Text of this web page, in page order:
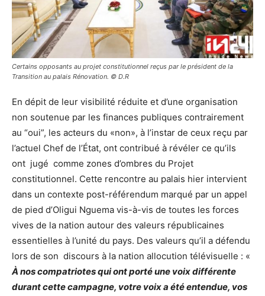
Certains opposants au projet constitutionnel reçus par le président de la
Transition au palais Rénovation. © D.R
En dépit de leur visibilité réduite et d’une organisation
non soutenue par les finances publiques contrairement
au “oui”, les acteurs du «non», à l’instar de ceux reçu par
l’actuel Chef de l’État, ont contribué à révéler ce qu’ils
ont jugé comme zones d’ombres du Projet
constitutionnel. Cette rencontre au palais hier intervient
dans un contexte post-référendum marqué par un appel
de pied d’Oligui Nguema vis-à-vis de toutes les forces
vives de la nation autour des valeurs républicaines
essentielles à l’unité du pays. Des valeurs qu’il a défendu
lors de son discours à la nation allocution télévisuelle : «
À nos compatriotes qui ont porté une voix différente
durant cette campagne, votre voix a été entendue, vos